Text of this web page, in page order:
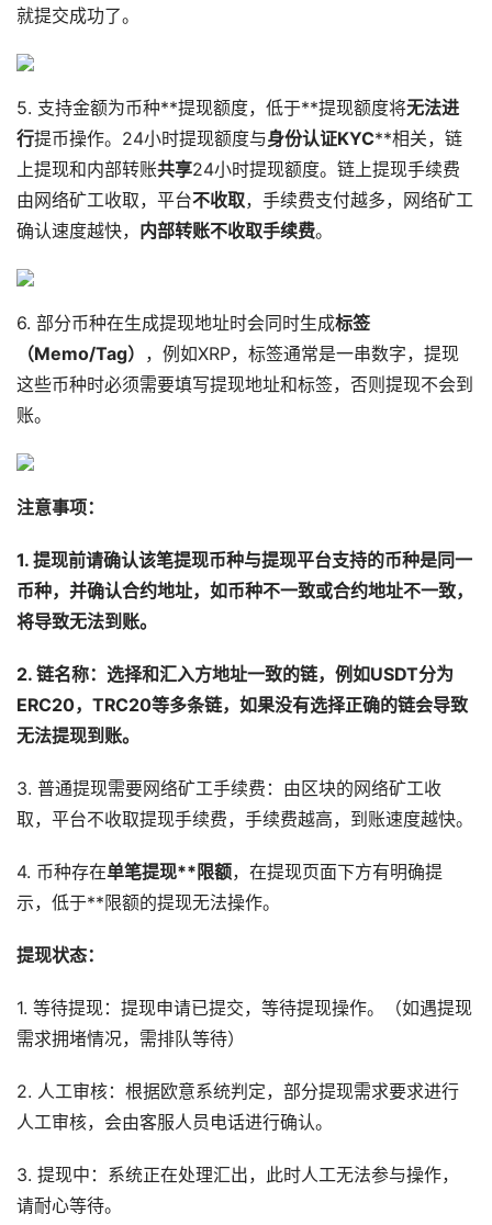
就提交成功了。
5. 支持金额为币种**提现额度，低于**提现额度将无法进
行提币操作。24小时提现额度与身份认证KYC**相关，链
上提现和内部转账共享24小时提现额度。链上提现手续费
由网络矿工收取，平台不收取，手续费支付越多，网络矿工
确认速度越快， 内部转账不收取手续费。
6. 部分币种在生成提现地址时会同时生成标签
（Memo/Tag）
，例如XRP，标签通常是一串数字，提现
这些币种时必须需要填写提现地址和标签，否则提现不会到
账。
注意事项：
1. 提现前请确认该笔提现币种与提现平台支持的币种是同一
币种，并确认合约地址，如币种不一致或合约地址不一致，
将导致无法到账。
2. 链名称：选择和汇入方地址一致的链，例如USDT分为
ERC20，TRC20等多条链，如果没有选择正确的链会导致
无法提现到账。
3. 普通提现需要网络矿工手续费：由区块的网络矿工收
取，平台不收取提现手续费，手续费越高，到账速度越快。
4. 币种存在单笔提现**限额，在提现页面下方有明确提
示，低于**限额的提现无法操作。
提现状态：
1. 等待提现：提现申请已提交，等待提现操作。（如遇提现
需求拥堵情况，需排队等待）
2. 人工审核：根据欧意系统判定，部分提现需求要求进行
人工审核，会由客服人员电话进行确认。
3. 提现中：系统正在处理汇出，此时人工无法参与操作，
请耐心等待。